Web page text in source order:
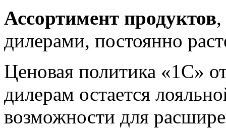
Ассортимент продуктов
дилерами, постоянно
Ценовая политика «1С»
дилерам остается
возможности для